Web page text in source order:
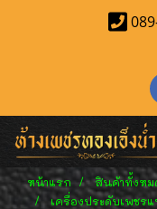
หน้าแรก
สินค้าทั้งหม
เครื่องประดับเพชรแ